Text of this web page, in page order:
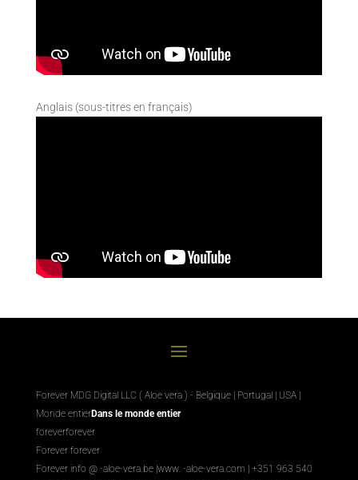
Anglais (sous-titres en français)
Forever MDG Digital LLC ( Aloe vera ) - Belgique | Portugal | USA |
Monde entierDans le monde entier
foreverforever
Forever forever
Forever info @ -aloe-vera.be |www. -aloe-vera.com | +351 963 540